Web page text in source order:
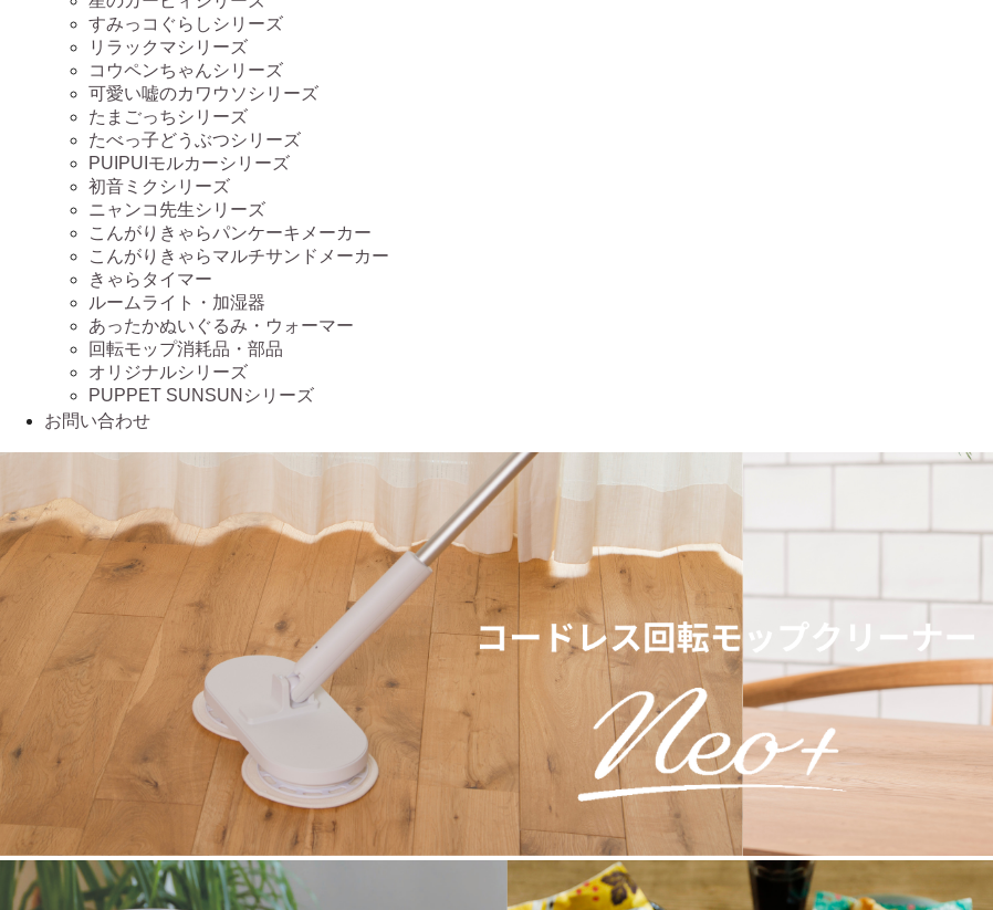
すみっコぐらしシリーズ
リラックマシリーズ
コウペンちゃんシリーズ
可愛い嘘のカワウソシリーズ
たまごっちシリーズ
たべっ子どうぶつシリーズ
PUIPUIモルカーシリーズ
初音ミクシリーズ
ニャンコ先生シリーズ
こんがりきゃらパンケーキメーカー
こんがりきゃらマルチサンドメーカー
きゃらタイマー
ルームライト・加湿器
あったかぬいぐるみ・ウォーマー
回転モップ消耗品・部品
オリジナルシリーズ
PUPPET SUNSUNシリーズ
お問い合わせ